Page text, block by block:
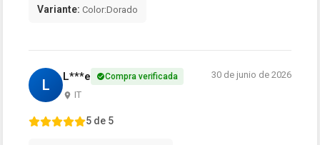
Variante: Color:Dorado
L L***e Compra verificada
IT
30 de junio de 2026
5 de 5